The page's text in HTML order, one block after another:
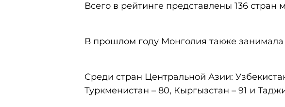
Всего в рейтинге представлены 136 стран
В прошлом году Монголия также занимала
Среди стран Центральной Азии:
Туркменистан – 80, Кыргызстан – 91 и